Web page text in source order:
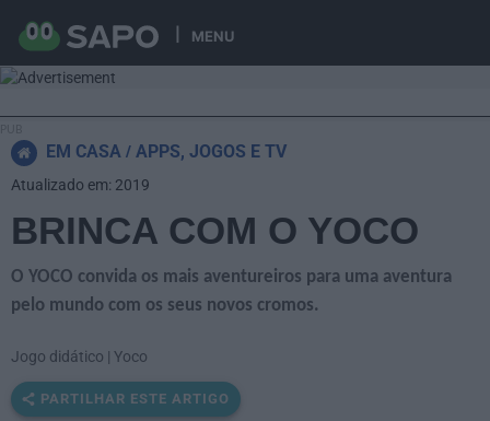
MENU
EM CASA APPS, JOGOS E TV
BRINCA COM O YOCO
O YOCO convida os mais aventureiros para uma aventura
pelo mundo com os seus novos cromos.
Jogo didático | Yoco
PARTILHAR ESTE ARTIGO
Atualizado em: 2019